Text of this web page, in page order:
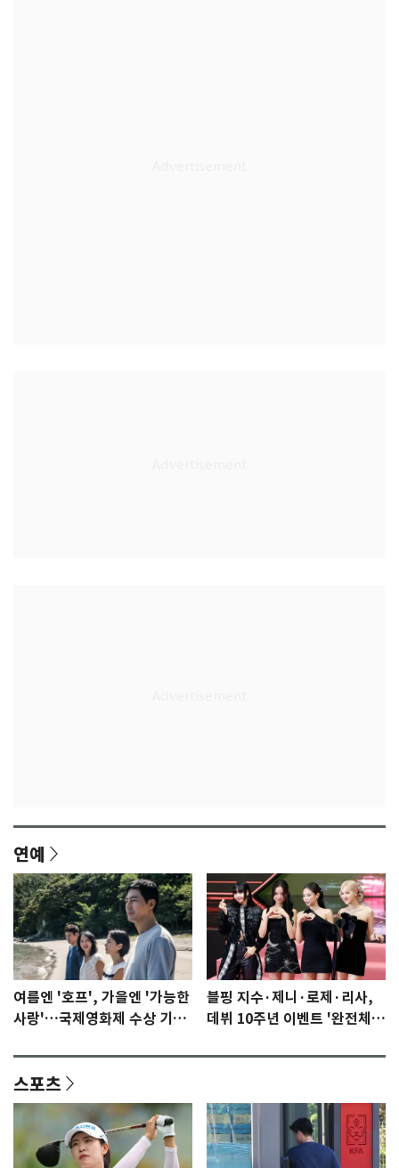
연예
여름엔 '호프', 가을엔 '가능한
사랑'…국제영화제 수상 기대
블핑 지수·제니·로제·리사,
데뷔 10주년 이벤트 '완전체'
스포츠